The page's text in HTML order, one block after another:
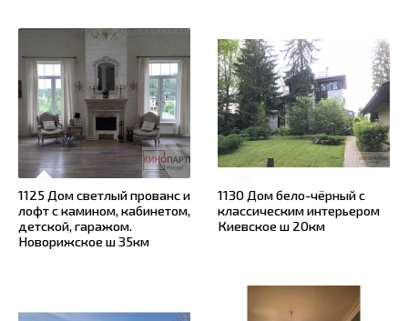
1125 Дом светлый прованс и
лофт с камином, кабинетом,
детской, гаражом.
Новорижское ш 35км
1130 Дом бело-чёрный с
классическим интерьером
Киевское ш 20км